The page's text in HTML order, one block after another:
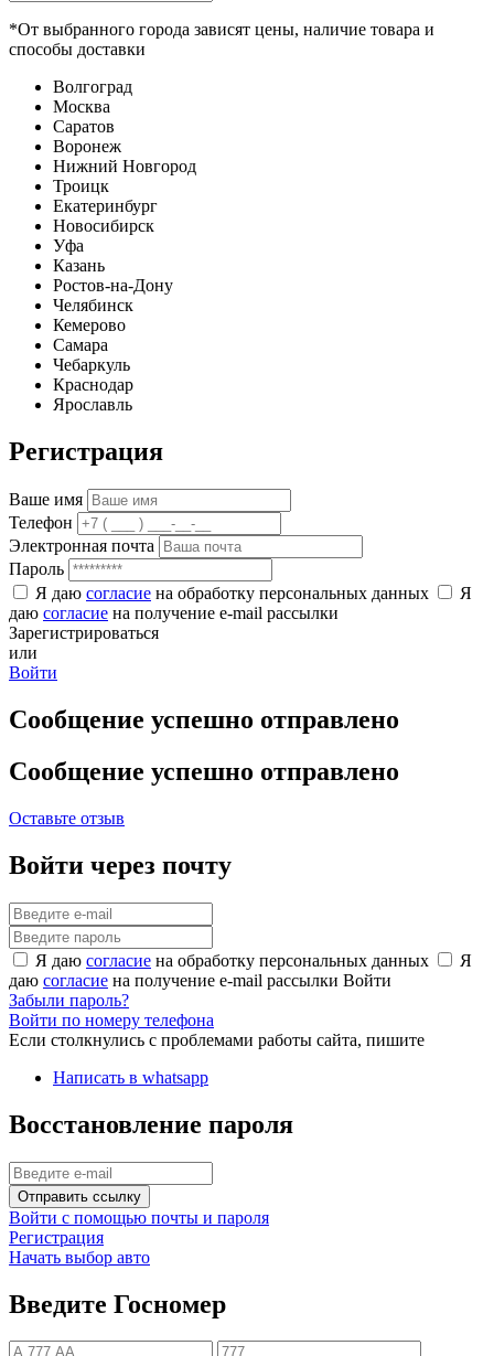
*От выбранного города зависят цены, наличие товара и
способы доставки
Волгоград
Москва
Саратов
Воронеж
Нижний Новгород
Троицк
Екатеринбург
Новосибирск
Уфа
Казань
Ростов-на-Дону
Челябинск
Кемерово
Самара
Чебаркуль
Краснодар
Ярославль
Регистрация
Ваше имя
Телефон
Электронная почта
Пароль
Я даю согласие на обработку персональных данных
Я
даю согласие на получение e-mail рассылки
Зарегистрироваться
или
Войти
Сообщение успешно отправлено
Сообщение успешно отправлено
Оставьте отзыв
Войти через почту
Я даю согласие на обработку персональных данных
Я
даю согласие на получение e-mail рассылки Войти
Забыли пароль?
Войти по номеру телефона
Если столкнулись с проблемами работы сайта, пишите
Написать в whatsapp
Восстановление пароля
Отправить ссылку
Войти с помощью почты и пароля
Регистрация
Начать выбор авто
Введите Госномер